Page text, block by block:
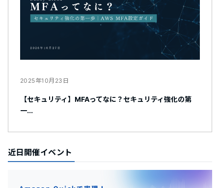
2025年10月23日
【セキュリティ】MFAってなに？セキュリティ強化の第
一...
近日開催イベント